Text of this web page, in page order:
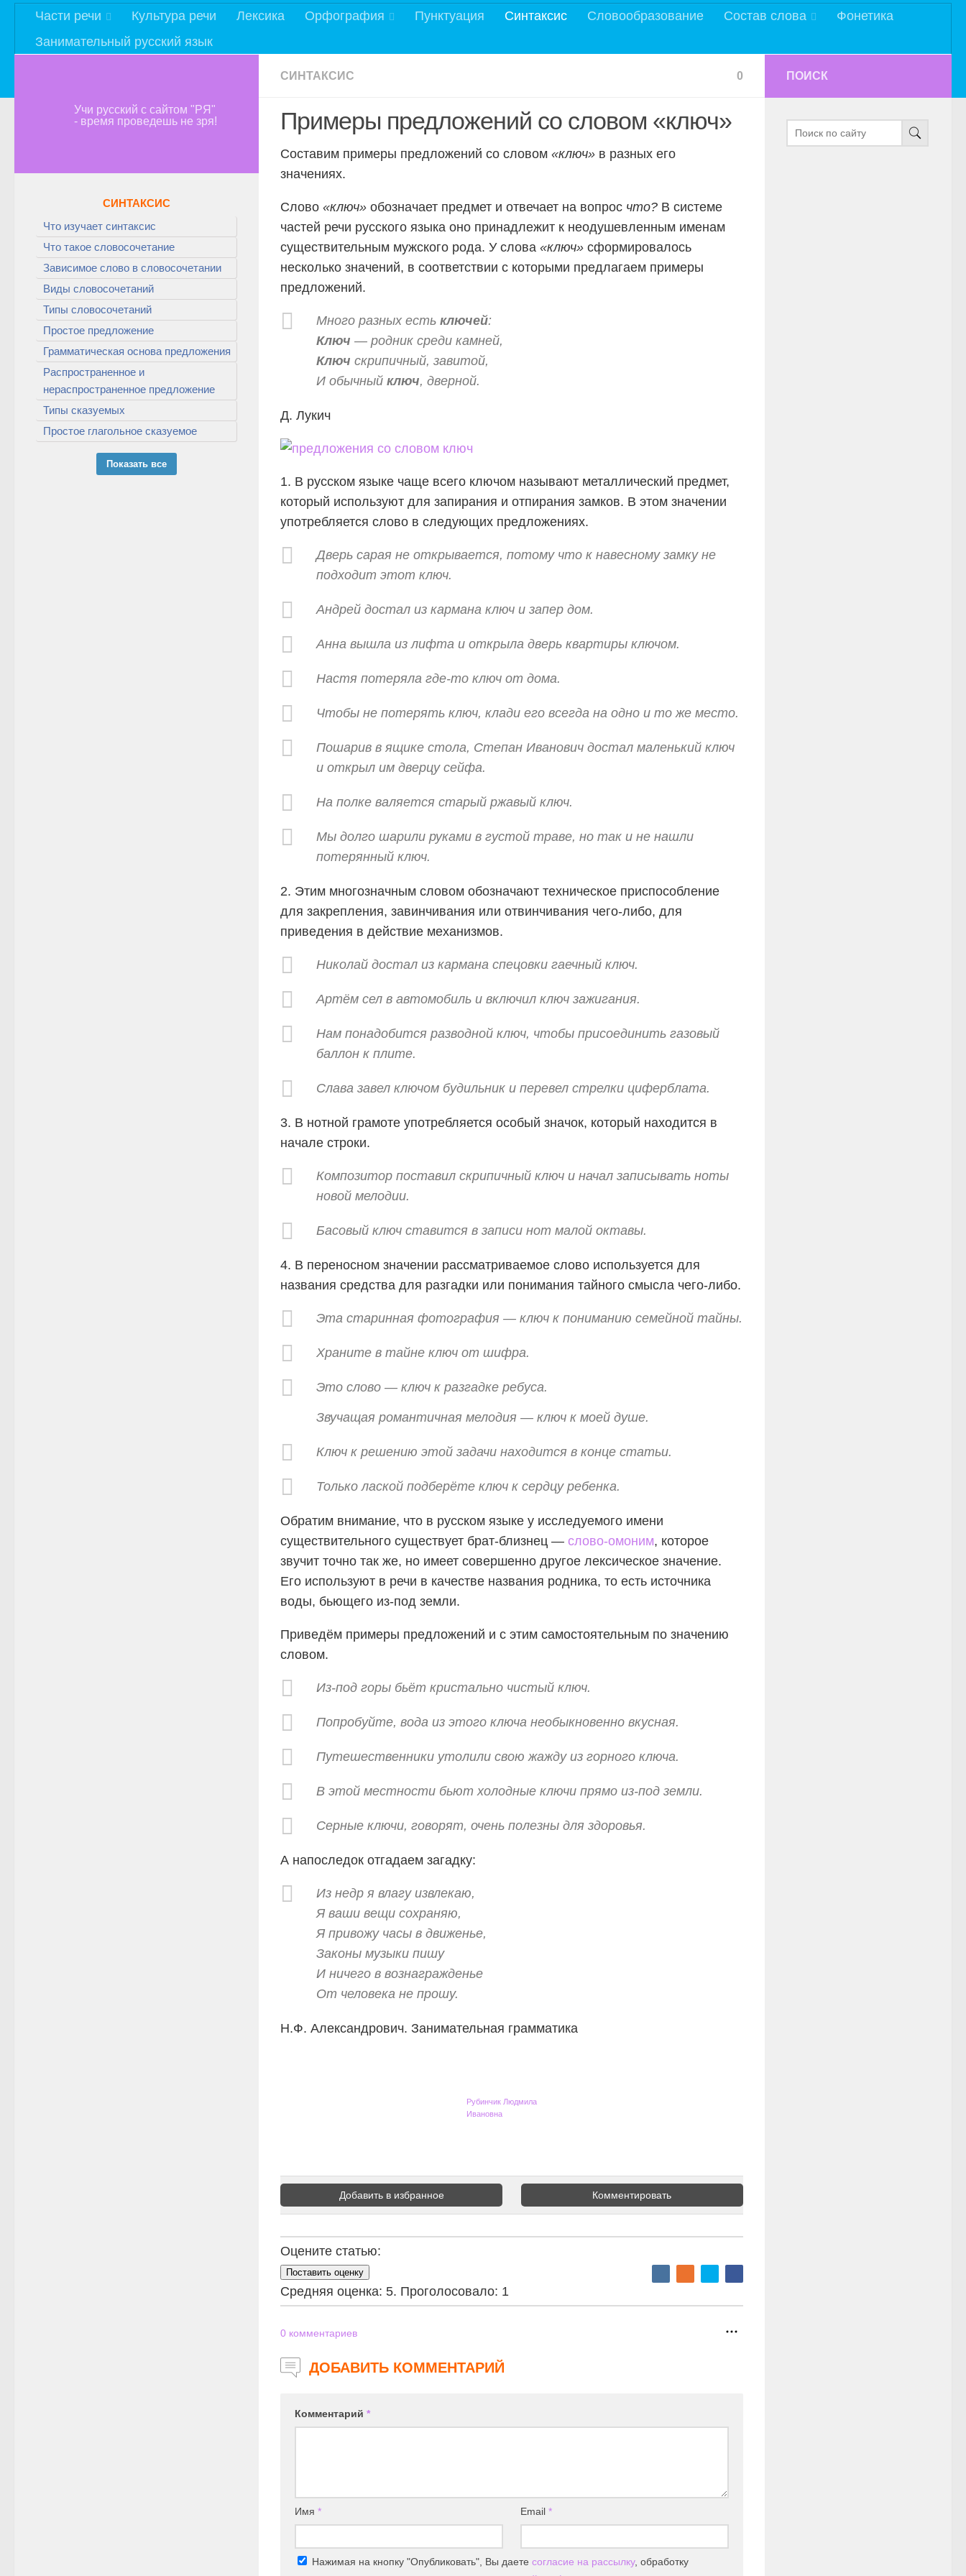
Части речи Культура речи Лексика Орфография Пунктуация Синтаксис Словообразование Состав слова
Фонетика
Занимательный русский язык
СИНТАКСИС 0
Примеры предложений со словом «ключ»
Составим примеры предложений со словом «ключ» в разных его
значениях.
Слово «ключ» обозначает предмет и отвечает на вопрос что? В системе
частей речи русского языка оно принадлежит к неодушевленным именам
существительным мужского рода. У слова «ключ» сформировалось
несколько значений, в соответствии с которыми предлагаем примеры
предложений.
Много разных есть ключей:
Ключ — родник среди камней,
Ключ скрипичный, завитой,
И обычный ключ, дверной.
Д. Лукич
1. В русском языке чаще всего ключом называют металлический предмет,
который используют для запирания и отпирания замков. В этом значении
употребляется слово в следующих предложениях.
Дверь сарая не открывается, потому что к навесному замку не
подходит этот ключ.
Андрей достал из кармана ключ и запер дом.
Анна вышла из лифта и открыла дверь квартиры ключом.
Настя потеряла где-то ключ от дома.
Чтобы не потерять ключ, клади его всегда на одно и то же место.
Пошарив в ящике стола, Степан Иванович достал маленький ключ
и открыл им дверцу сейфа.
На полке валяется старый ржавый ключ.
Мы долго шарили руками в густой траве, но так и не нашли
потерянный ключ.
2. Этим многозначным словом обозначают техническое приспособление
для закрепления, завинчивания или отвинчивания чего-либо, для
приведения в действие механизмов.
Николай достал из кармана спецовки гаечный ключ.
Артём сел в автомобиль и включил ключ зажигания.
Нам понадобится разводной ключ, чтобы присоединить газовый
баллон к плите.
Слава завел ключом будильник и перевел стрелки циферблата.
3. В нотной грамоте употребляется особый значок, который находится в
начале строки.
Композитор поставил скрипичный ключ и начал записывать ноты
новой мелодии.
Басовый ключ ставится в записи нот малой октавы.
4. В переносном значении рассматриваемое слово используется для
названия средства для разгадки или понимания тайного смысла чего-либо.
Эта старинная фотография — ключ к пониманию семейной тайны.
Храните в тайне ключ от шифра.
Это слово — ключ к разгадке ребуса.
Звучащая романтичная мелодия — ключ к моей душе.
Ключ к решению этой задачи находится в конце статьи.
Только лаской подберёте ключ к сердцу ребенка.
Обратим внимание, что в русском языке у исследуемого имени
существительного существует брат-близнец — слово-омоним, которое
звучит точно так же, но имеет совершенно другое лексическое значение.
Его используют в речи в качестве названия родника, то есть источника
воды, бьющего из-под земли.
Приведём примеры предложений и с этим самостоятельным по значению
словом.
Из-под горы бьёт кристально чистый ключ.
Попробуйте, вода из этого ключа необыкновенно вкусная.
Путешественники утолили свою жажду из горного ключа.
В этой местности бьют холодные ключи прямо из-под земли.
Серные ключи, говорят, очень полезны для здоровья.
А напоследок отгадаем загадку:
Из недр я влагу извлекаю,
Я ваши вещи сохраняю,
Я привожу часы в движенье,
Законы музыки пишу
И ничего в вознагражденье
От человека не прошу.
Н.Ф. Александрович. Занимательная грамматика
Рубинчик Людмила
Ивановна
Добавить в избранное Комментировать
Оцените статью:
Поставить оценку
Средняя оценка: 5. Проголосовало: 1
0 комментариев
ДОБАВИТЬ КОММЕНТАРИЙ
Комментарий *
Имя * Email*
Нажимая на кнопку "Опубликовать", Вы даете согласие на рассылку, обработку
Учи русский с сайтом "РЯ"
- время проведешь не зря!
СИНТАКСИС
Что изучает синтаксис
Что такое словосочетание
Зависимое слово в словосочетании
Виды словосочетаний
Типы словосочетаний
Простое предложение
Грамматическая основа предложения
Распространенное и
нераспространенное предложение
Типы сказуемых
Простое глагольное сказуемое
Показать все
ПОИСК